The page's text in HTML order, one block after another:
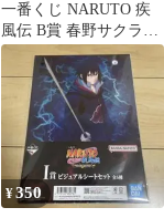
一番くじ NARUTO 疾
風伝 B賞 春野サクラ
MASTERLISE
¥350